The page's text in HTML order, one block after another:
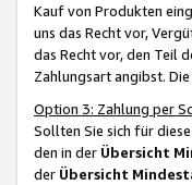
Kauf von Produkten
uns das Recht vor,
das Recht vor, den Teil
Zahlungsart angibst.
Option 3: Zahlung per
Sollten Sie sich für
den in der Übersicht
der Übersicht